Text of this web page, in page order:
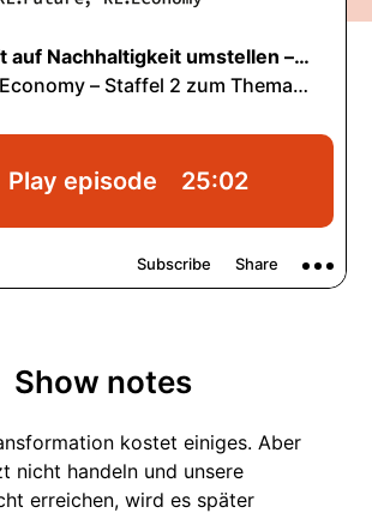
Show notes
kostet einiges. Aber
nicht handeln und unsere
erreichen, wird es später